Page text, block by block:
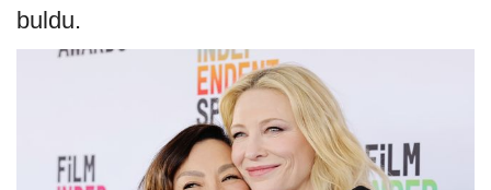
buldu.